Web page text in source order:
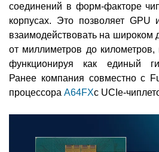
соединений в форм-факторе
корпусах. Это позволяет GPU
взаимодействовать на широком
от миллиметров до
функционируя как единый
Ранее компания совместно с
процессора A64FXс UCIe-